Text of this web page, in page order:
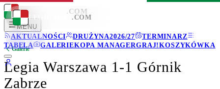
LEGIONISCI .COM
MENU
AKTUALNOŚCI
DRUŻYNA2026/27
TERMINARZ
TABELA
GALERIEKOPA MANAGERGRAJ!KOSZYKÓWKA
LEGIONISCI .COM
Galerie
Legia Warszawa 1-1 Górnik
Zabrze